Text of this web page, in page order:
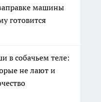
машины
готовится
в собачьем теле:
не лают и